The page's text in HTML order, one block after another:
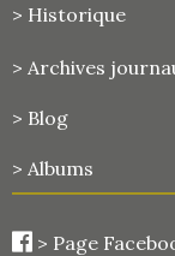
> Historique
> Archives
> Blog
> Albums
> Page